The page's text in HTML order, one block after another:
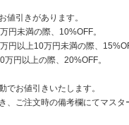
値引きがあります。
円未満の際、10%OFF。
円以上10万円未満の際、
円以上の際、20%OFF。
お値引きいたします。
、ご注文時の備考欄にてマスタ